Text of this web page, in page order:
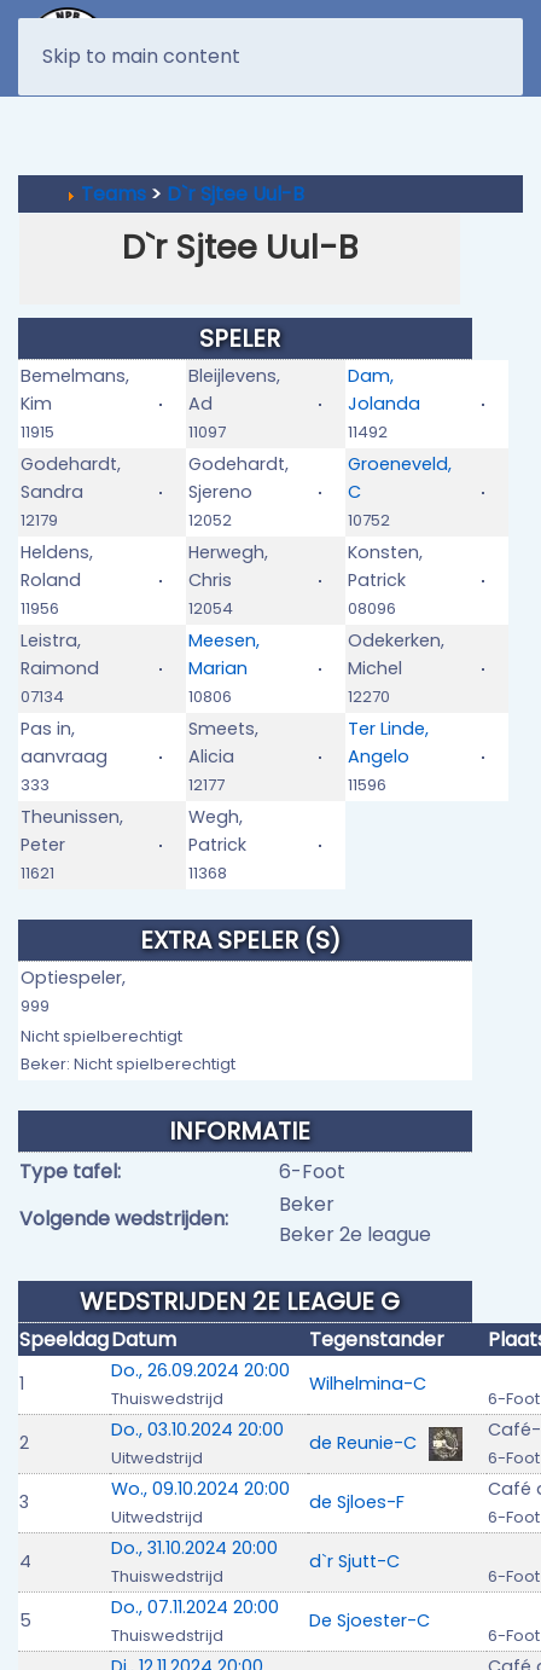
Skip to main content
Teams > D`r Sjtee Uul-B
D`r Sjtee Uul-B
SPELER
Bemelmans,
Kim
11915
Bleijlevens,
Ad
11097
Dam,
Jolanda
11492
Godehardt,
Sandra
12179
Godehardt,
Sjereno
12052
Groeneveld,
C
10752
Heldens,
Roland
11956
Herwegh,
Chris
12054
Konsten,
Patrick
08096
Leistra,
Raimond
07134
Meesen,
Marian
10806
Odekerken,
Michel
12270
Pas in,
aanvraag
333
Smeets,
Alicia
12177
Ter Linde,
Angelo
11596
Theunissen,
Peter
11621
Wegh,
Patrick
11368
EXTRA SPELER (S)
Optiespeler,
999
Nicht spielberechtigt
Beker: Nicht spielberechtigt
INFORMATIE
Type tafel:
6-Foot
Volgende wedstrijden:
Beker
Beker 2e league
WEDSTRIJDEN 2E LEAGUE G
SpeeldagDatum Tegenstander
1
Do., 26.09.2024 20:00
Thuiswedstrijd
Wilhelmina-C
6-Foot
2
Do., 03.10.2024 20:00
Uitwedstrijd
de Reunie-C
Café-
6-Foot
3
Wo., 09.10.2024 20:00
Uitwedstrijd
de Sjloes-F
Café
6-Foot
4
Do., 31.10.2024 20:00
Thuiswedstrijd
d`r Sjutt-C
6-Foot
5
Do., 07.11.2024 20:00
Thuiswedstrijd
De Sjoester-C
6-Foot